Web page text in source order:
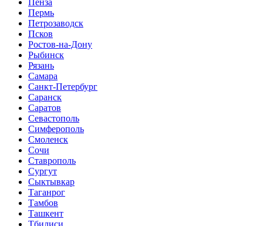
Пенза
Пермь
Петрозаводск
Псков
Ростов-на-Дону
Рыбинск
Рязань
Самара
Санкт-Петербург
Саранск
Саратов
Севастополь
Симферополь
Смоленск
Сочи
Ставрополь
Сургут
Сыктывкар
Таганрог
Тамбов
Ташкент
Тбилиси